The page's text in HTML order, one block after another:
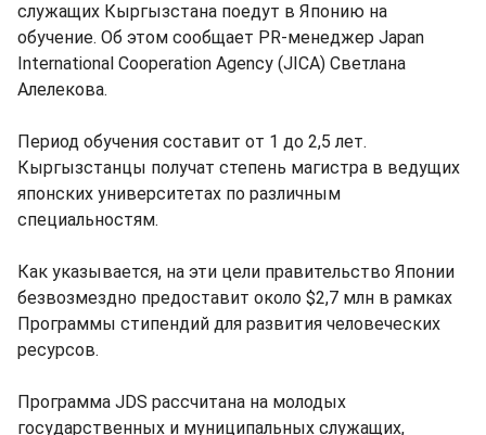
служащих Кыргызстана поедут в Японию на
обучение. Об этом сообщает PR-менеджер Japan
International Cooperation Agency (JICA) Светлана
Алелекова.
Период обучения составит от 1 до 2,5 лет.
Кыргызстанцы получат степень магистра в ведущих
японских университетах по различным
специальностям.
Как указывается, на эти цели правительство Японии
безвозмездно предоставит около $2,7 млн в рамках
Программы стипендий для развития человеческих
ресурсов.
Программа JDS рассчитана на молодых
государственных и муниципальных служащих,